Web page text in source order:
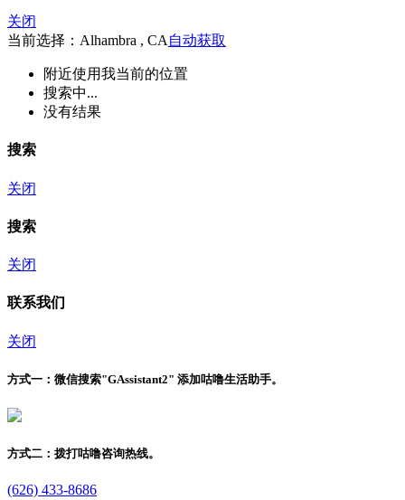
关闭
当前选择：Alhambra , CA 自动获取
附近使用我当前的位置
搜索中...
没有结果
搜索
关闭
搜索
关闭
联系我们
关闭
方式一： 微信搜索"GAssistant2" 添加咕噜生活助手。
方式二： 拨打咕噜咨询热线。
(626) 433-8686